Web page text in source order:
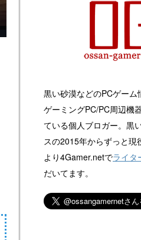
黒い砂漠などのPCゲーム
ゲーミングPC/PC周辺機
ている個人ブロガー。黒
スの2015年からずっと現
より4Gamer.netでライタ
だいてます。